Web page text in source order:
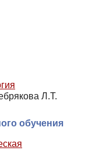
Л.Т.
обучения